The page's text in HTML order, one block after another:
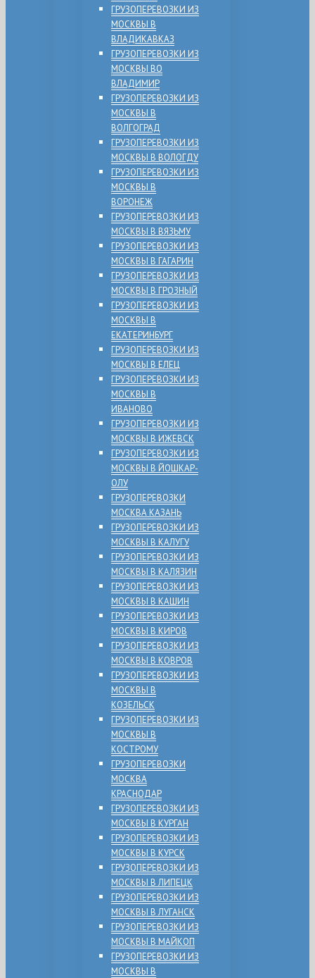
ГРУЗОПЕРЕВОЗКИ ИЗ
МОСКВЫ В
ВЛАДИКАВКАЗ
ГРУЗОПЕРЕВОЗКИ ИЗ
МОСКВЫ ВО
ВЛАДИМИР
ГРУЗОПЕРЕВОЗКИ ИЗ
МОСКВЫ В
ВОЛГОГРАД
ГРУЗОПЕРЕВОЗКИ ИЗ
МОСКВЫ В ВОЛОГДУ
ГРУЗОПЕРЕВОЗКИ ИЗ
МОСКВЫ В
ВОРОНЕЖ
ГРУЗОПЕРЕВОЗКИ ИЗ
МОСКВЫ В ВЯЗЬМУ
ГРУЗОПЕРЕВОЗКИ ИЗ
МОСКВЫ В ГАГАРИН
ГРУЗОПЕРЕВОЗКИ ИЗ
МОСКВЫ В ГРОЗНЫЙ
ГРУЗОПЕРЕВОЗКИ ИЗ
МОСКВЫ В
ЕКАТЕРИНБУРГ
ГРУЗОПЕРЕВОЗКИ ИЗ
МОСКВЫ В ЕЛЕЦ
ГРУЗОПЕРЕВОЗКИ ИЗ
МОСКВЫ В
ИВАНОВО
ГРУЗОПЕРЕВОЗКИ ИЗ
МОСКВЫ В ИЖЕВСК
ГРУЗОПЕРЕВОЗКИ ИЗ
МОСКВЫ В ЙОШКАР-
ОЛУ
ГРУЗОПЕРЕВОЗКИ
МОСКВА КАЗАНЬ
ГРУЗОПЕРЕВОЗКИ ИЗ
МОСКВЫ В КАЛУГУ
ГРУЗОПЕРЕВОЗКИ ИЗ
МОСКВЫ В КАЛЯЗИН
ГРУЗОПЕРЕВОЗКИ ИЗ
МОСКВЫ В КАШИН
ГРУЗОПЕРЕВОЗКИ ИЗ
МОСКВЫ В КИРОВ
ГРУЗОПЕРЕВОЗКИ ИЗ
МОСКВЫ В КОВРОВ
ГРУЗОПЕРЕВОЗКИ ИЗ
МОСКВЫ В
КОЗЕЛЬСК
ГРУЗОПЕРЕВОЗКИ ИЗ
МОСКВЫ В
КОСТРОМУ
ГРУЗОПЕРЕВОЗКИ
МОСКВА
КРАСНОДАР
ГРУЗОПЕРЕВОЗКИ ИЗ
МОСКВЫ В КУРГАН
ГРУЗОПЕРЕВОЗКИ ИЗ
МОСКВЫ В КУРСК
ГРУЗОПЕРЕВОЗКИ ИЗ
МОСКВЫ В ЛИПЕЦК
ГРУЗОПЕРЕВОЗКИ ИЗ
МОСКВЫ В ЛУГАНСК
ГРУЗОПЕРЕВОЗКИ ИЗ
МОСКВЫ В МАЙКОП
ГРУЗОПЕРЕВОЗКИ ИЗ
МОСКВЫ В